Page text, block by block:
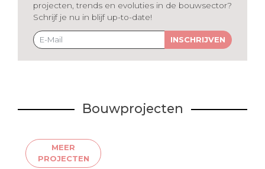
projecten, trends en evoluties in de bouwsector?
Schrijf je nu in blijf up-to-date!
INSCHRIJVEN
Bouwprojecten
MEER
PROJECTEN